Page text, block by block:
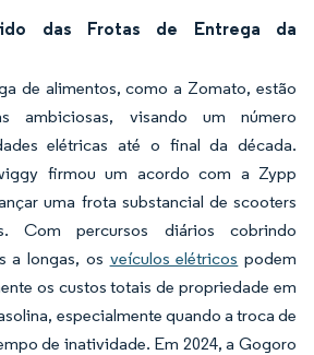
das Frotas de Entrega da
de alimentos, como a Zomato, estão
ambiciosas, visando um número
elétricas até o final da década.
firmou um acordo com a Zypp
uma frota substancial de scooters
Com percursos diários cobrindo
a longas, os veículos elétricos podem
os custos totais de propriedade em
especialmente quando a troca de
de inatividade. Em 2024, a Gogoro